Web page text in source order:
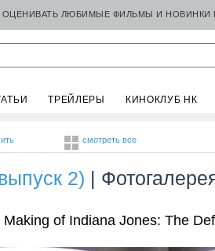
ОЦЕНИВАТЬ ЛЮБИМЫЕ ФИЛЬМЫ И НОВИНКИ
ТРЕЙЛЕРЫ КИНОКЛУБ НК
смотреть все
2) |
of Indiana Jones: The